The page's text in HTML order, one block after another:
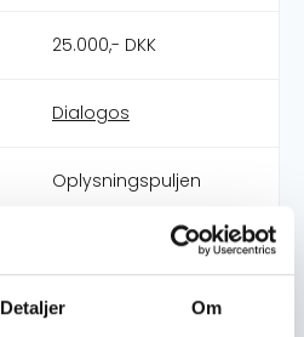
Detaljer Om
25.000,- DKK
Dialogos
Oplysningspuljen
Oplysningsaktivitet
Denmark